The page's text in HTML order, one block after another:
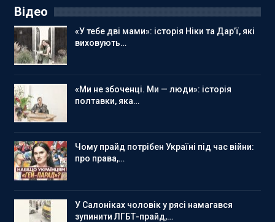
Відео
«У тебе дві мами»: історія Ніки та Дар’ї, які
виховують…
«Ми не збоченці. Ми — люди»: історія
полтавки, яка…
Чому прайд потрібен Україні під час війни:
про права,…
У Салоніках чоловік у рясі намагався
зупинити ЛГБТ-прайд,…